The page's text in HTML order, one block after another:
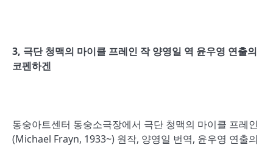
3, 극단 청맥의 마이클 프레인 작 양영일 역 윤우영 연출의
코펜하겐
동숭아트센터 동숭소극장에서 극단 청맥의 마이클 프레인
(Michael Frayn, 1933~) 원작, 양영일 번역, 윤우영 연출의